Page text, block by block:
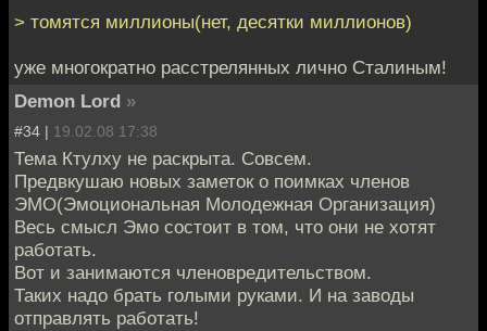
> томятся миллионы(нет, десятки миллионов)
уже многократно расстрелянных лично Сталиным!
Demon Lord »
#34 | 19.02.08 17:38
Тема Ктулху не раскрыта. Совсем.
Предвкушаю новых заметок о поимках членов
ЭМО(Эмоциональная Молодежная Организация)
Весь смысл Эмо состоит в том, что они не хотят
работать.
Вот и занимаются членовредительством.
Таких надо брать голыми руками. И на заводы
отправлять работать!